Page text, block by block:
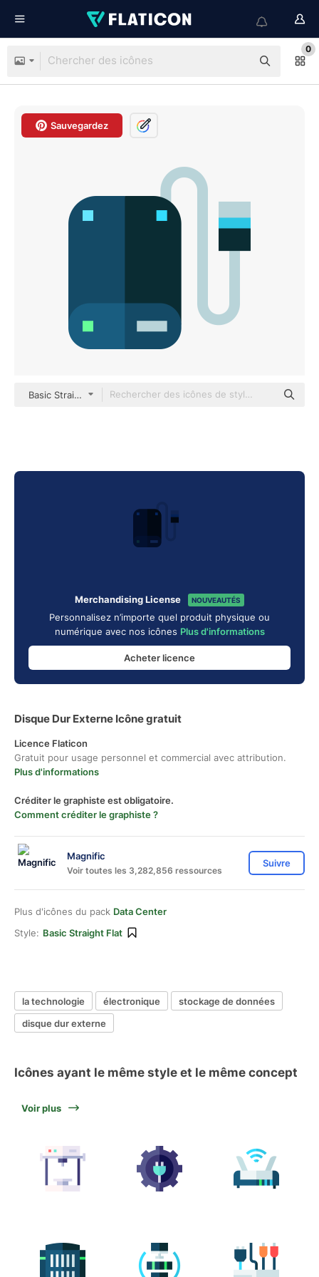
0
Sauvegardez
Basic Straight Flat
Merchandising License NOUVEAUTÉS
Personnalisez n’importe quel produit physique ou
numérique avec nos icônes Plus d'informations
Acheter licence
Disque Dur Externe Icône gratuit
Licence Flaticon
Gratuit pour usage personnel et commercial avec attribution.
Plus d'informations
Créditer le graphiste est obligatoire.
Comment créditer le graphiste ?
Magnific
Voir toutes les 3,282,856 ressources
Suivre
Plus d'icônes du pack Data Center
Style: Basic Straight Flat
la technologie électronique
stockage de données
disque dur externe
Icônes ayant le même style et le même concept
Voir plus